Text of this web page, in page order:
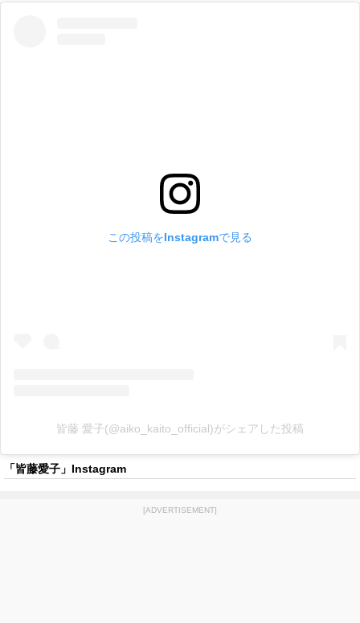
この投稿をInstagramで見る
皆藤 愛子(@aiko_kaito_official)がシェアした投稿
「皆藤愛子」Instagram
[ADVERTISEMENT]